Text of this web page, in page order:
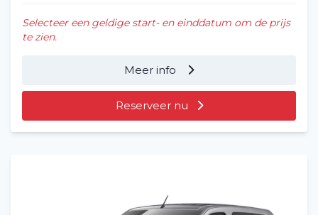
Selecteer een geldige start- en einddatum om de prijs
te zien.
Meer info
Reserveer nu